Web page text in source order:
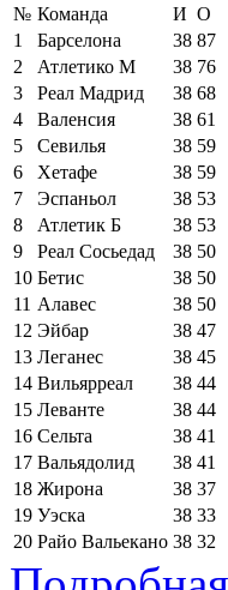
№ Команда И О
1
Барселона 38 87
2
Атлетико М 38 76
3
Реал Мадрид 38 68
4
Валенсия 38 61
5
Севилья 38 59
6
Хетафе 38 59
7
Эспаньол 38 53
8
Атлетик Б 38 53
9
Реал Сосьедад 38 50
10 Бетис 38 50
11 Алавес 38 50
12 Эйбар 38 47
13 Леганес 38 45
14 Вильярреал 38 44
15 Леванте 38 44
16 Сельта 38 41
17 Вальядолид 38 41
18 Жирона 38 37
19 Уэска 38 33
20 Райо Вальекано 38 32